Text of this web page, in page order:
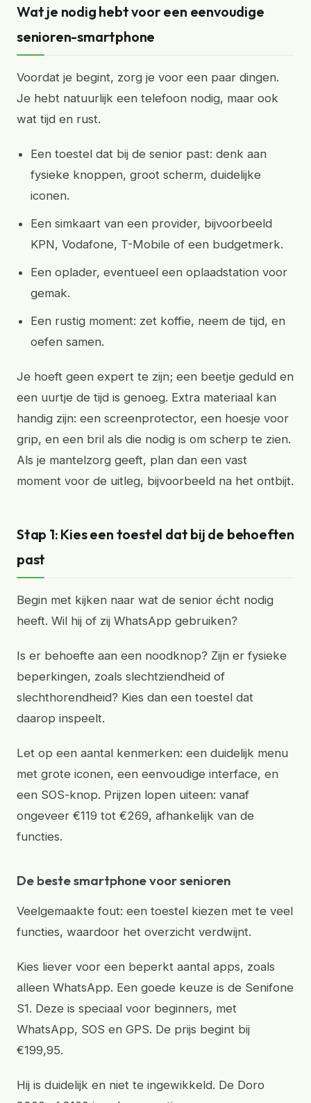
Wat je nodig hebt voor een eenvoudige
senioren-smartphone
Voordat je begint, zorg je voor een paar dingen.
Je hebt natuurlijk een telefoon nodig, maar ook
wat tijd en rust.
Een toestel dat bij de senior past: denk aan
fysieke knoppen, groot scherm, duidelijke
iconen.
Een simkaart van een provider, bijvoorbeeld
KPN, Vodafone, T-Mobile of een budgetmerk.
Een oplader, eventueel een oplaadstation voor
gemak.
Een rustig moment: zet koffie, neem de tijd, en
oefen samen.
Je hoeft geen expert te zijn; een beetje geduld en
een uurtje de tijd is genoeg. Extra materiaal kan
handig zijn: een screenprotector, een hoesje voor
grip, en een bril als die nodig is om scherp te zien.
Als je mantelzorg geeft, plan dan een vast
moment voor de uitleg, bijvoorbeeld na het ontbijt.
Stap 1: Kies een toestel dat bij de behoeften
past
Begin met kijken naar wat de senior écht nodig
heeft. Wil hij of zij WhatsApp gebruiken?
Is er behoefte aan een noodknop? Zijn er fysieke
beperkingen, zoals slechtziendheid of
slechthorendheid? Kies dan een toestel dat
daarop inspeelt.
Let op een aantal kenmerken: een duidelijk menu
met grote iconen, een eenvoudige interface, en
een SOS-knop. Prijzen lopen uiteen: vanaf
ongeveer €119 tot €269, afhankelijk van de
functies.
De beste smartphone voor senioren
Veelgemaakte fout: een toestel kiezen met te veel
functies, waardoor het overzicht verdwijnt.
Kies liever voor een beperkt aantal apps, zoals
alleen WhatsApp. Een goede keuze is de Senifone
S1. Deze is speciaal voor beginners, met
WhatsApp, SOS en GPS. De prijs begint bij
€199,95.
Hij is duidelijk en niet te ingewikkeld. De Doro